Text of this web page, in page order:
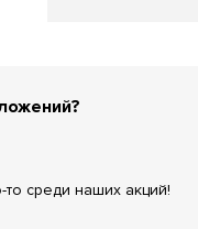
среди наших акций!